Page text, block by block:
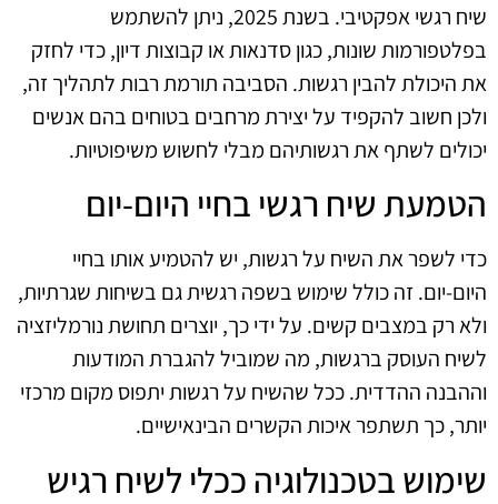
שיח רגשי אפקטיבי. בשנת 2025, ניתן להשתמש
בפלטפורמות שונות, כגון סדנאות או קבוצות דיון, כדי לחזק
את היכולת להבין רגשות. הסביבה תורמת רבות לתהליך זה,
ולכן חשוב להקפיד על יצירת מרחבים בטוחים בהם אנשים
יכולים לשתף את רגשותיהם מבלי לחשוש משיפוטיות.
הטמעת שיח רגשי בחיי היום-יום
כדי לשפר את השיח על רגשות, יש להטמיע אותו בחיי
היום-יום. זה כולל שימוש בשפה רגשית גם בשיחות שגרתיות,
ולא רק במצבים קשים. על ידי כך, יוצרים תחושת נורמליזציה
לשיח העוסק ברגשות, מה שמוביל להגברת המודעות
וההבנה ההדדית. ככל שהשיח על רגשות יתפוס מקום מרכזי
יותר, כך תשתפר איכות הקשרים הבינאישיים.
שימוש בטכנולוגיה ככלי לשיח רגיש